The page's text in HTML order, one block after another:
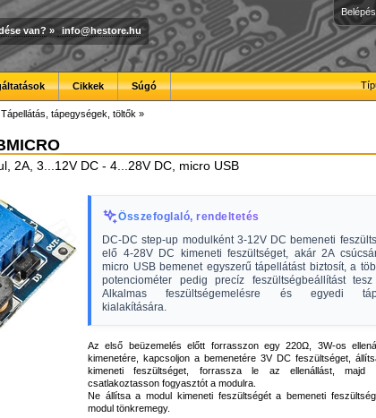
Belépés
van? » info@hestore.hu
Cikkek Súgó
Tápellátás, tápegységek, töltők »
2A, 3...12V DC - 4...28V DC, micro USB
Összefoglaló, rendeltetés
DC-DC step-up modulként 3-12V DC bemeneti
elő 4-28V DC kimeneti feszültséget, akár 2A
micro USB bemenet egyszerű tápellátást biztosít, a
potenciométer pedig precíz feszültségbeállítást
Alkalmas feszültségemelésre és egyedi
kialakítására.
Az első beüzemelés előtt forrasszon egy 220Ω, 3W-os
kimenetére, kapcsoljon a bemenetére 3V DC feszültséget,
kimeneti feszültséget, forrassza le az ellenállást, majd
csatlakoztasson fogyasztót a modulra.
Ne állítsa a modul kimeneti feszültségét a bemeneti
modul tönkremegy.